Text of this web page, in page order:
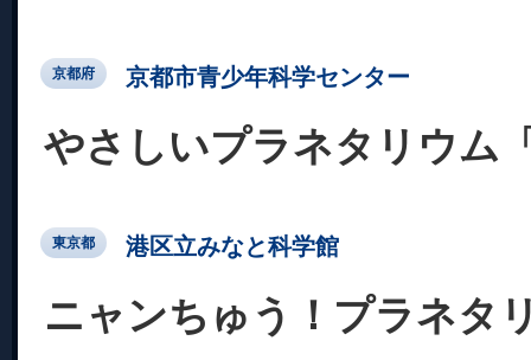
京都府 京都市青少年科学センター
やさしいプラネタリウム
東京都 港区立みなと科学館
ニャンちゅう！プラネタ